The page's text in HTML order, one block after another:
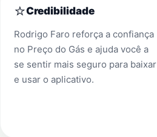
⭐Credibilidade
Rodrigo Faro reforça a confiança
no Preço do Gás e ajuda você a
se sentir mais seguro para baixar
e usar o aplicativo.